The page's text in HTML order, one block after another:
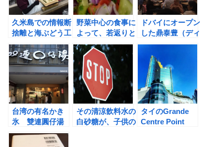
久米島での情報断
捨離と海ぶどう工
場の見学
野菜中心の食事に
よって、若返りと
健康が保たれると
いうが本当か？？
ドバイにオープン
した鼎泰豊（ディ
ンタイフォン）に
行ってきました！
台湾の有名かき
氷 雙連圓仔湯
（スァンリェンユ
ェンズタン）にチ
その清涼飲料水の
白砂糖が、子供の
タイのGrande
Centre Point